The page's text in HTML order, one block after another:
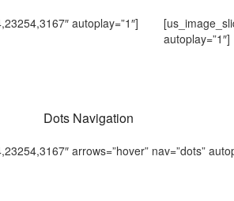
autoplay=”1″]
autoplay=”1″]
Dots Navigation
arrows=”hover” nav=”dots”